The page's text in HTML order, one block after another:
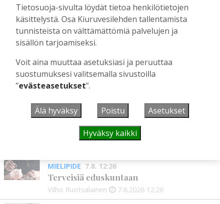
villitystäkin on havaittavissa, sanoo
syntymäpäiväsankari oppineensa myös
hölläämään vauhtia
Tilaajille
KiuPan peleissä verkot tötteröllä
MIELIPIDE 7.8. 12:26
Terveisiä eduskuntaan
Vilho Ruotsalainen 7.8.2026 12:26
Tietosuoja-sivulta löydät tietoa henkilötietojen
käsittelystä. Osa Kiuruvesilehden tallentamista
tunnisteista on välttämättömiä palvelujen ja
sisällön tarjoamiseksi.
Voit aina muuttaa asetuksiasi ja peruuttaa
suostumuksesi valitsemalla sivustoilla
”evästeasetukset”.
Älä hyväksy Poistu Asetukset
Hyväksy kaikki